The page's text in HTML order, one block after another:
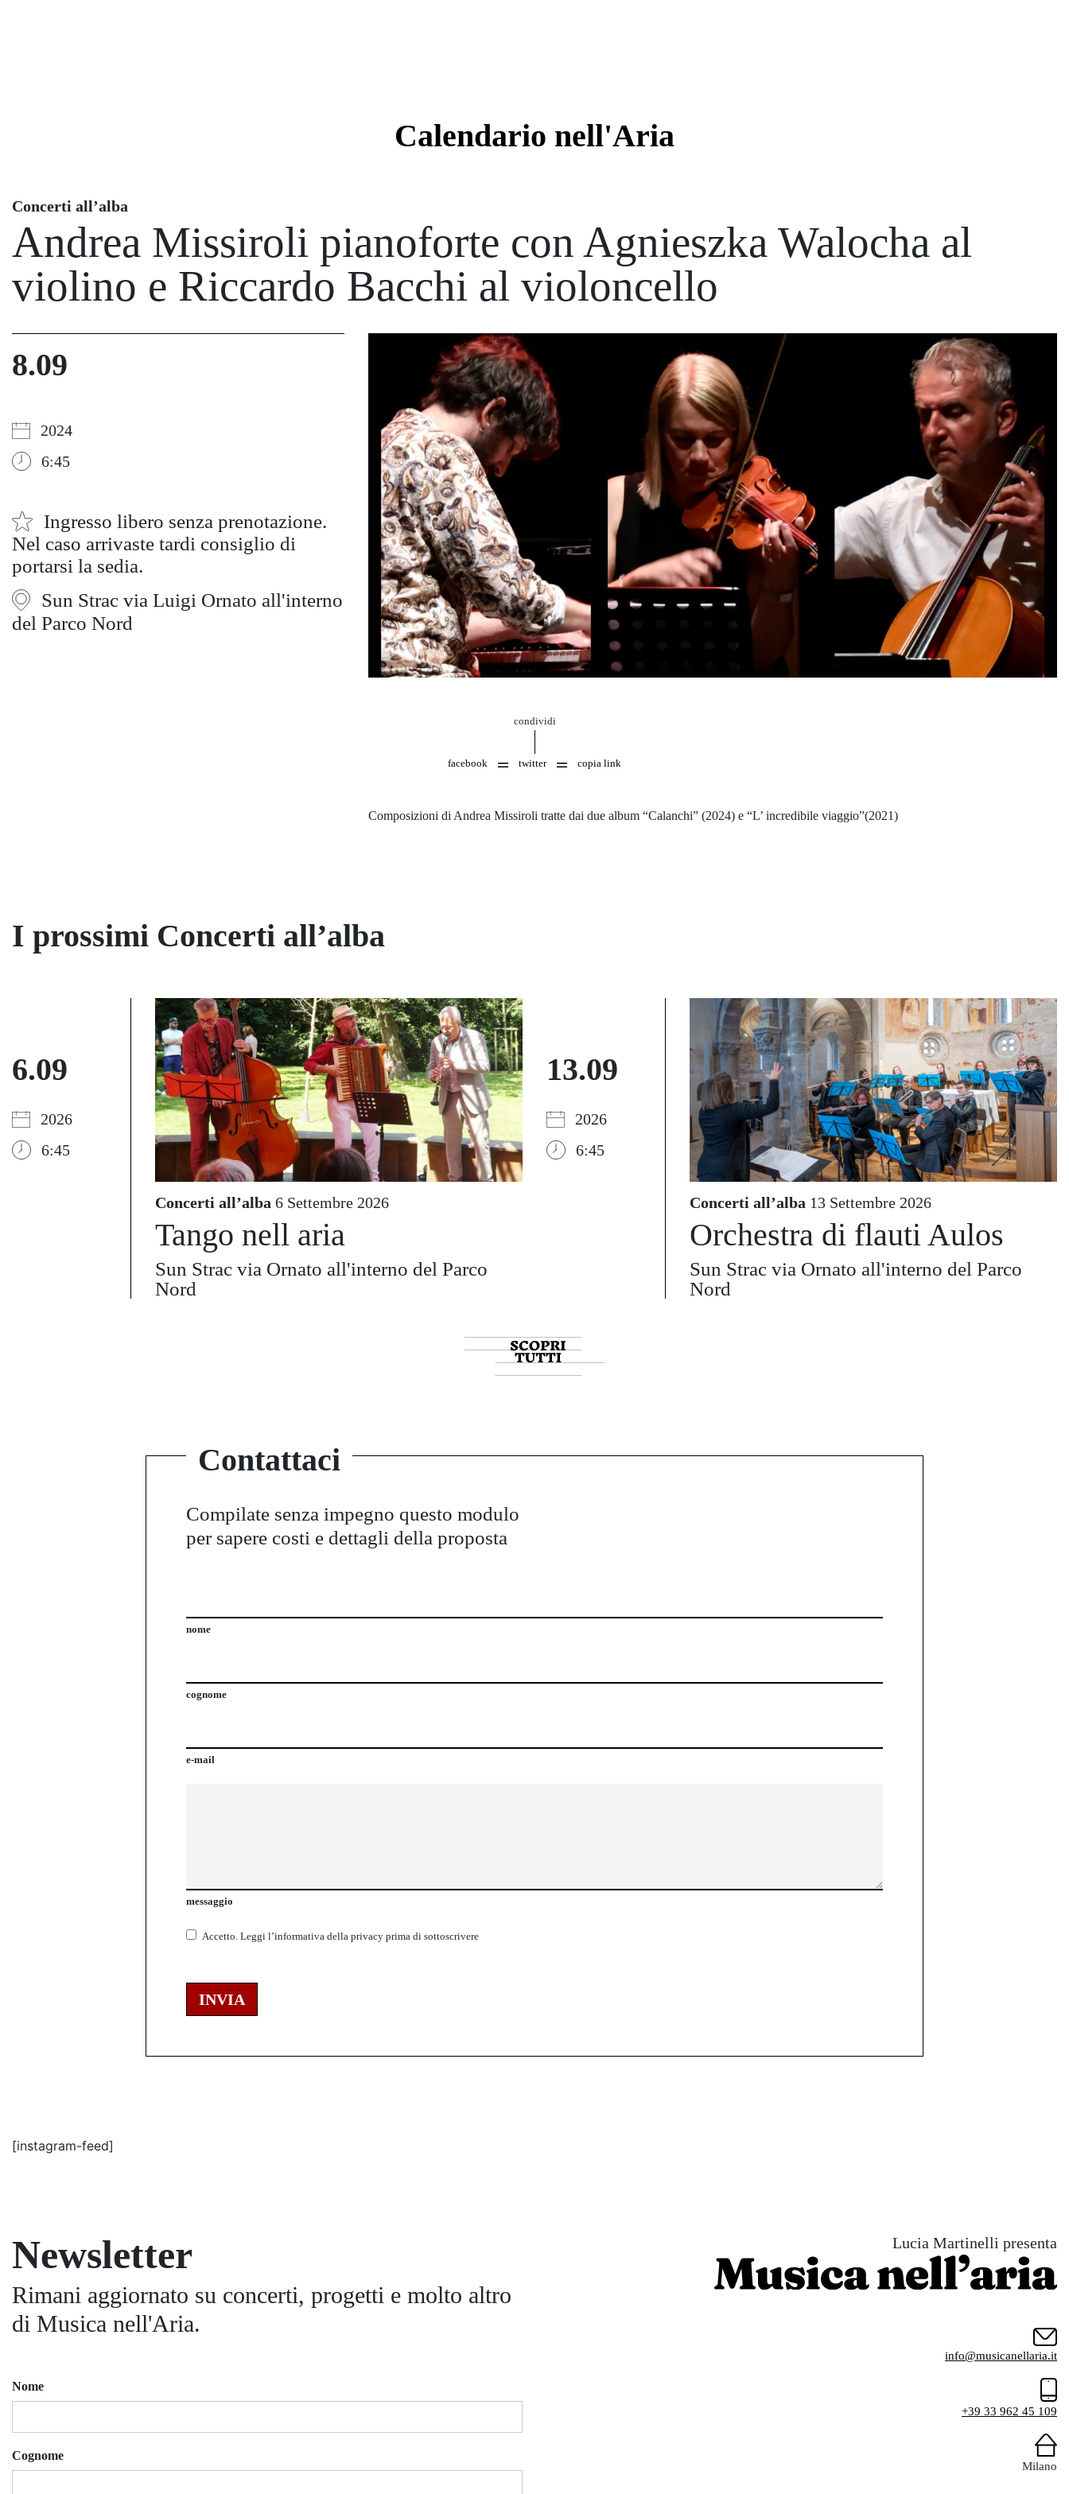
Calendario nell'Aria
Concerti all’alba
Andrea Missiroli pianoforte con Agnieszka Walocha al
violino e Riccardo Bacchi al violoncello
8.09
2024
6:45
Ingresso libero senza prenotazione.
Nel caso arrivaste tardi consiglio di
portarsi la sedia.
Sun Strac via Luigi Ornato all'interno
del Parco Nord
condividi
facebook twitter copia link
Composizioni di Andrea Missiroli tratte dai due album “Calanchi” (2024) e “L’ incredibile viaggio”(2021)
I prossimi Concerti all’alba
6.09
2026
6:45
Concerti all’alba 6 Settembre 2026
Tango nell aria
Sun Strac via Ornato all'interno del Parco
Nord
13.09
2026
6:45
Concerti all’alba 13 Settembre 2026
Orchestra di flauti Aulos
Sun Strac via Ornato all'interno del Parco
Nord
Contattaci
Compilate senza impegno questo modulo
per sapere costi e dettagli della proposta
nome
cognome
e-mail
messaggio
Accetto. Leggi l’informativa della privacy prima di sottoscrivere
INVIA
[instagram-feed]
Newsletter
Rimani aggiornato su concerti, progetti e molto altro
di Musica nell'Aria.
Nome
Cognome
Lucia Martinelli presenta
info@musicanellaria.it
+39 33 962 45 109
Milano